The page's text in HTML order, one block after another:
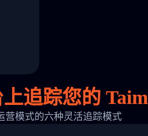
追踪您的
营模式的六种灵活追踪模式